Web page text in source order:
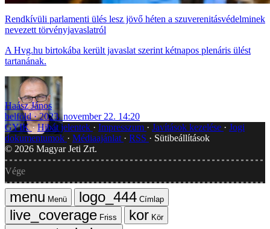
Rendkívüli parlamenti ülés lesz jövő héten a szuverenitásvédelminek
nevezett törvényjavaslatról
A Hvg.hu birtokába került javaslat szerint kétnapos plenáris ülést
tartanának.
Haász János
belföld
2023. november 22. 14:20
GYIK Hibát jelentek Impresszum Javítások kezelése
Jogi
dokumentumok
Médiaajánlat RSS
Sütibeállítások
© 2026 Magyar Jeti Zrt.
Vége
Menü
Címlap
Friss
Kör